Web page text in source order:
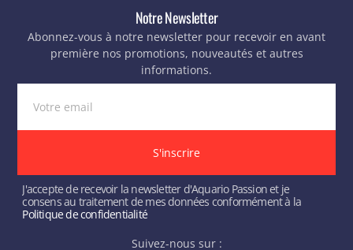
Notre Newsletter
Abonnez-vous à notre newsletter pour recevoir en avant
première nos promotions, nouveautés et autres
informations.
J'accepte de recevoir la newsletter d'Aquario Passion et je
consens au traitement de mes données conformément à la
Politique de confidentialité
S'inscrire
Suivez-nous sur :